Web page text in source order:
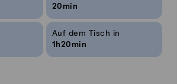
20min
Auf dem Tisch in
1h20min